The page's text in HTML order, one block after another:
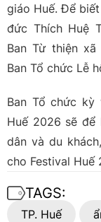
giáo Huế. Để
đức Thích Huệ
Ban Từ thiện xã
Ban Tổ chức Lễ
Ban Tổ chức kỳ
Huế 2026 sẽ để
dân và du
cho Festival Huế
TAGS:
TP. Huế